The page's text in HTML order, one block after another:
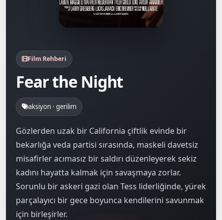
Film Rehberi
Fear the Night
aksiyon · gerilim
Gözlerden uzak bir California çiftlik evinde bir
bekarlığa veda partisi sırasında, maskeli davetsiz
misafirler acımasız bir saldırı düzenleyerek sekiz
kadını hayatta kalmak için savaşmaya zorlar.
Sorunlu bir askeri gazi olan Tess liderliğinde, yürek
parçalayıcı bir gece boyunca kendilerini savunmak
için birleşirler.